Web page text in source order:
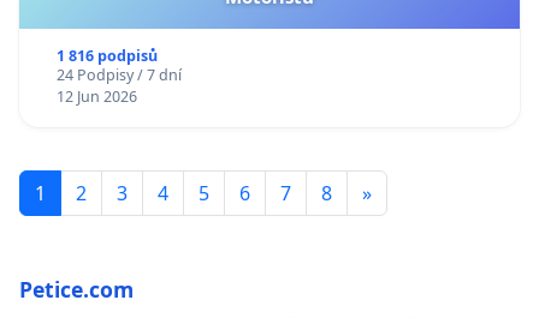
1 816 podpisů
24 Podpisy / 7 dní
12 Jun 2026
1 2 3 4 5 6 7 8 »
Petice.com